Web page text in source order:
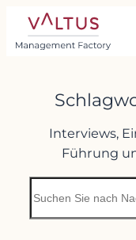
Zum
Inhalt
springen
Interviews,
Führung